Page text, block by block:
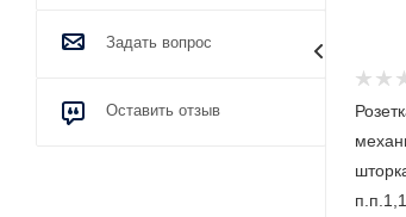
Изолента ПВХ 0,15 x 19 мм х 20
Задать вопрос
Оставить отзыв